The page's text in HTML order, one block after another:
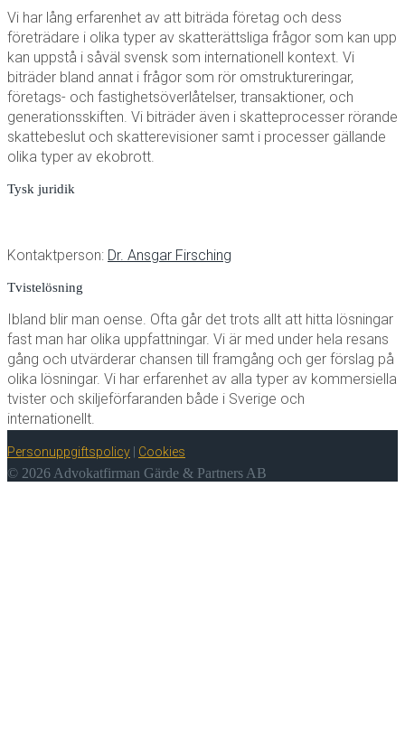
Vi har lång erfarenhet av att biträda företag och dess
företrädare i olika typer av skatterättsliga frågor som kan upp
kan uppstå i såväl svensk som internationell kontext. Vi
biträder bland annat i frågor som rör omstruktureringar,
företags- och fastighetsöverlåtelser, transaktioner, och
generationsskiften. Vi biträder även i skatteprocesser rörande
skattebeslut och skatterevisioner samt i processer gällande
olika typer av ekobrott.
Tysk juridik
Kontaktperson: Dr. Ansgar Firsching
Tvistelösning
Ibland blir man oense. Ofta går det trots allt att hitta lösningar
fast man har olika uppfattningar. Vi är med under hela resans
gång och utvärderar chansen till framgång och ger förslag på
olika lösningar. Vi har erfarenhet av alla typer av kommersiella
tvister och skiljeförfaranden både i Sverige och
internationellt.
Personuppgiftspolicy Cookies
© 2026 Advokatfirman Gärde & Partners AB